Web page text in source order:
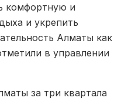
комфортную и
и укрепить
Алматы как
в управлении
за три квартала